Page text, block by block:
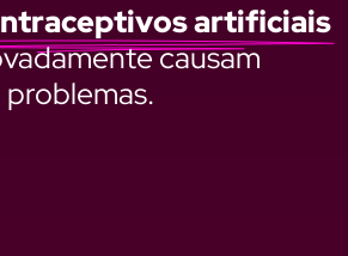
artificiais
causam
problemas.